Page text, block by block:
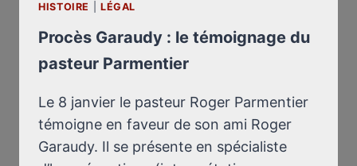
HISTOIRE LÉGAL
Procès Garaudy : le témoignage du
pasteur Parmentier
Le 8 janvier le pasteur Roger Parmentier
témoigne en faveur de son ami Roger
Garaudy. Il se présente en spécialiste